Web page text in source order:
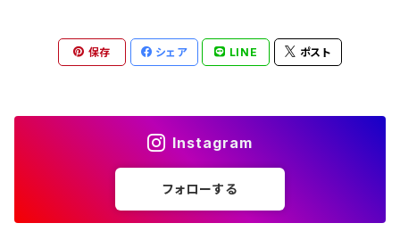
保存 シェア LINE ポスト
Instagram
フォローする